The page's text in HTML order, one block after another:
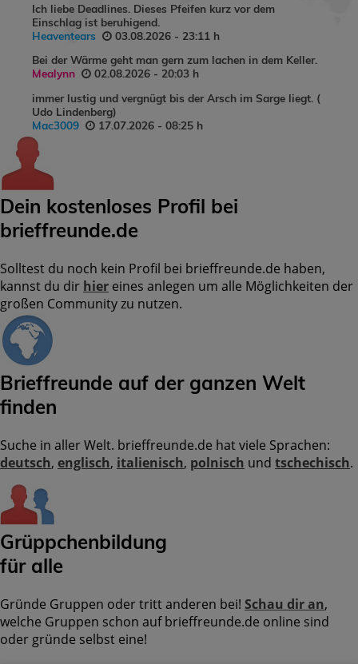
Ich liebe Deadlines. Dieses Pfeifen kurz vor dem
Einschlag ist beruhigend.
Heaventears
03.08.2026 - 23:11 h
Bei der Wärme geht man gern zum lachen in dem Keller.
Mealynn
02.08.2026 - 20:03 h
immer lustig und vergnügt bis der Arsch im Sarge liegt. (
Udo Lindenberg)
Mac3009
17.07.2026 - 08:25 h
Dein kostenloses Profil bei
brieffreunde.de
Solltest du noch kein Profil bei brieffreunde.de haben,
kannst du dir hier eines anlegen um alle Möglichkeiten der
großen Community zu nutzen.
Brieffreunde auf der ganzen Welt
finden
Suche in aller Welt. brieffreunde.de hat viele Sprachen:
deutsch, englisch, italienisch, polnisch und tschechisch.
Grüppchenbildung
für alle
Gründe Gruppen oder tritt anderen bei! Schau dir an,
welche Gruppen schon auf brieffreunde.de online sind
oder gründe selbst eine!